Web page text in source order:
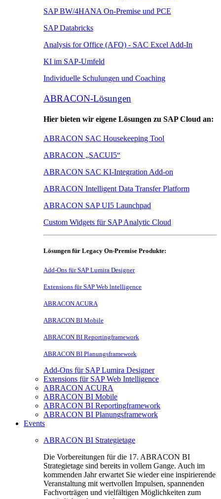
SAP BW/4HANA On-Premise und PCE
SAP Databricks
Analysis for Office (AFO) - SAC Excel Add-In
KI im SAP-Umfeld
Individuelle Schulungen und Coaching
ABRACON-Lösungen
Hier bieten wir eigene Lösungen zu SAP Cloud an:
ABRACON SAC Housekeeping Tool
ABRACON „SACUI5“
ABRACON SAC KI-Integration Add-on
ABRACON Intelligent Data Transfer Platform
ABRACON SAP UI5 Launchpad
Custom Widgets für SAP Analytic Cloud
Lösungen für Legacy On-Premise Produkte:
Add-Ons für SAP Lumira Designer
Extensions für SAP Web lntelligence
ABRACON ACURA
ABRACON BI Mobile
ABRACON BI Reportingframework
ABRACON BI Planungsframework
Add-Ons für SAP Lumira Designer
Extensions für SAP Web Intelligence
ABRACON ACURA
ABRACON BI Mobile
ABRACON BI Reportingframework
ABRACON BI Planungsframework
Events
ABRACON BI Strategietage
Die Vorbereitungen für die 17. ABRACON BI
Strategietage sind bereits in vollem Gange. Auch im
kommenden Jahr erwartet Sie wieder eine inspirierende
Veranstaltung mit wertvollen Impulsen, spannenden
Fachvorträgen und vielfältigen Möglichkeiten zum